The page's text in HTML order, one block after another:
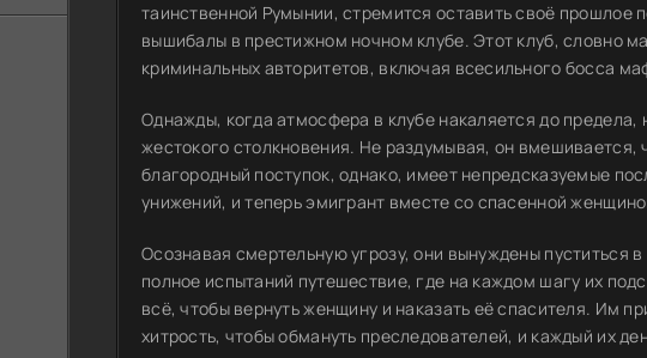
таинственной Румынии, стремится оставить своё прошлое
вышибалы в престижном ночном клубе. Этот клуб, словно
криминальных авторитетов, включая всесильного босса
Однажды, когда атмосфера в клубе накаляется до
жестокого столкновения. Не раздумывая, он
благородный поступок, однако, имеет непредсказуемые
унижений, и теперь эмигрант вместе со спасенной
Осознавая смертельную угрозу, они вынуждены пуститься
полное испытаний путешествие, где на каждом шагу их
всё, чтобы вернуть женщину и наказать её спасителя. Им
хитрость, чтобы обмануть преследователей, и каждый их